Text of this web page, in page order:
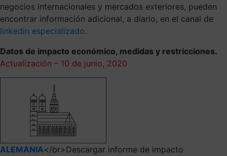
negocios internacionales y mercados exteriores, pueden
encontrar información adicional, a diario, en el canal de
linkedin especializado.
Datos de impacto económico, medidas y restricciones.
Actualización – 10 de junio, 2020
ALEMANIA</br>Descargar informe de impacto